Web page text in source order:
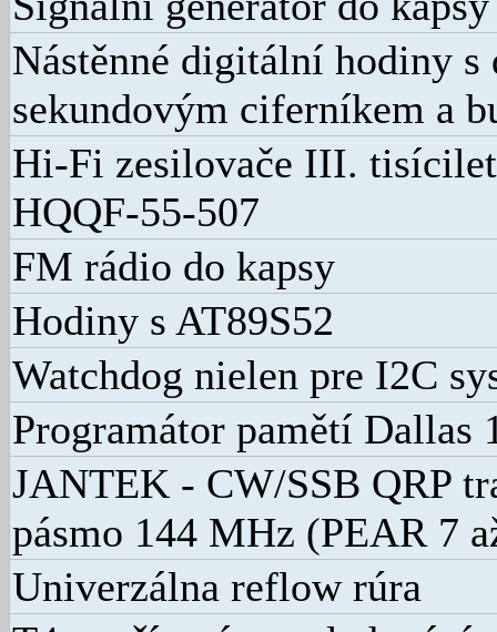
Nástěnné digitální hodiny
sekundovým ciferníkem a
Hi-Fi zesilovače III.
HQQF-55-507
FM rádio do kapsy
Hodiny s AT89S52
Watchdog nielen pre I2C
Programátor pamětí Dallas
JANTEK - CW/SSB QRP
pásmo 144 MHz (PEAR 7
Univerzálna reflow rúra